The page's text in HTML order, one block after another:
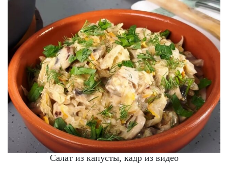
Салат из капусты, кадр из видео